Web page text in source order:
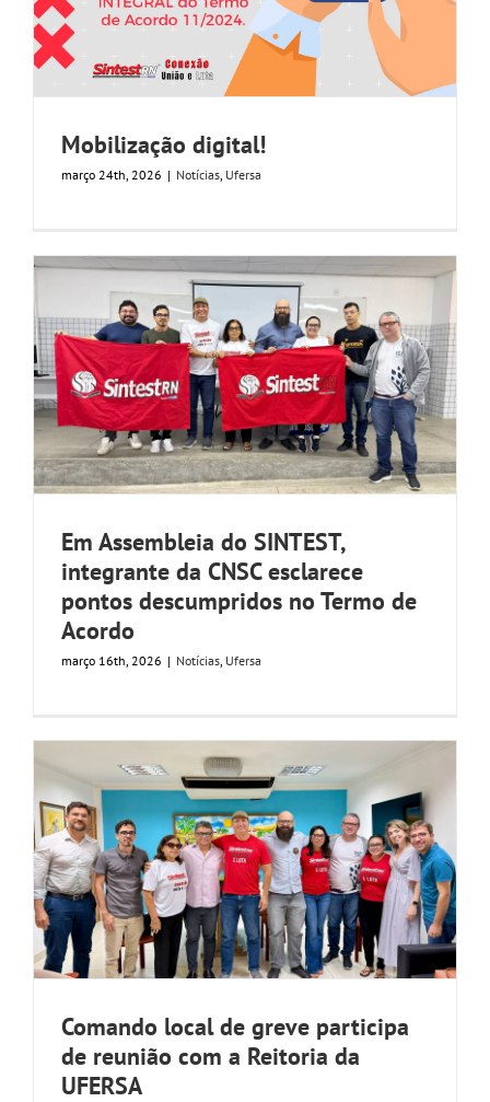
Mobilização digital!
março 24th, 2026 | Notícias, Ufersa
Em Assembleia do SINTEST,
integrante da CNSC esclarece
pontos descumpridos no Termo de
Acordo
março 16th, 2026 | Notícias Ufersa
Comando local de greve participa
de reunião com a Reitoria da
UFERSA